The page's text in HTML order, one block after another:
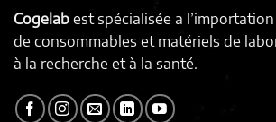
Cogelab est spécialisée a
de consommables et matériels de
à la recherche et à la santé.